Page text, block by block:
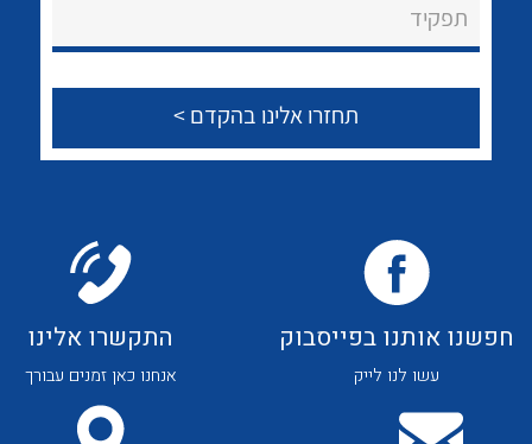
לכל מוצרי היצרן לכל מוצרי היצרן
תפקיד
חפשנו אותנו בפייסבוק
עשו לנו לייק
התקשרו אלינו
אנחנו כאן זמנים עבורך